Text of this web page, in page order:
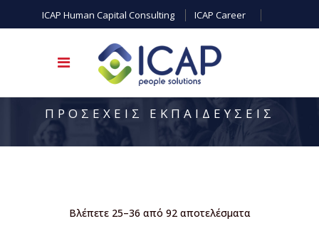
ICAP Human Capital Consulting ICAP Career
ΠΡΟΣΕΧΕΙΣ ΕΚΠΑΙΔΕΥΣΕΙΣ
Βλέπετε 25–36 από 92 αποτελέσματα